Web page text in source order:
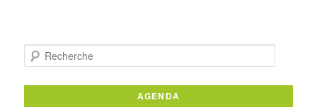
Recherche
AGENDA